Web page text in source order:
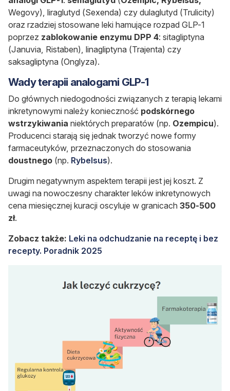
Wegovy), liraglutyd (Sexenda) czy dulaglutyd (Trulicity)
oraz rzadziej stosowane leki hamujące rozpad GLP-1
poprzez zablokowanie enzymu DPP 4: sitagliptyna
(Januvia, Ristaben), linagliptyna (Trajenta) czy
saksagliptyna (Onglyza).
Wady terapii analogami GLP-1
Do głównych niedogodności związanych z terapią lekami
inkretynowymi należy konieczność podskórnego
wstrzykiwania niektórych preparatów (np. Ozempicu).
Producenci starają się jednak tworzyć nowe formy
farmaceutyków, przeznaczonych do stosowania
doustnego (np. Rybelsus).
Drugim negatywnym aspektem terapii jest jej koszt. Z
uwagi na nowoczesny charakter leków inkretynowych
cena miesięcznej kuracji oscyluje w granicach 350-500
zł.
Zobacz także: Leki na odchudzanie na receptę i bez
recepty. Poradnik 2025